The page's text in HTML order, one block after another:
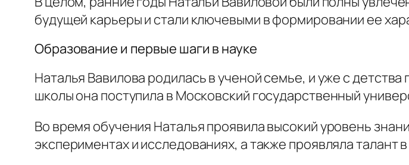
будущей карьеры и стали ключевыми в формировании ее
Образование и первые шаги в науке
Наталья Вавилова родилась в ученой семье, и уже с
школы она поступила в Московский государственный
Во время обучения Наталья проявила высокий уровень
экспериментах и исследованиях, а также проявляла талант